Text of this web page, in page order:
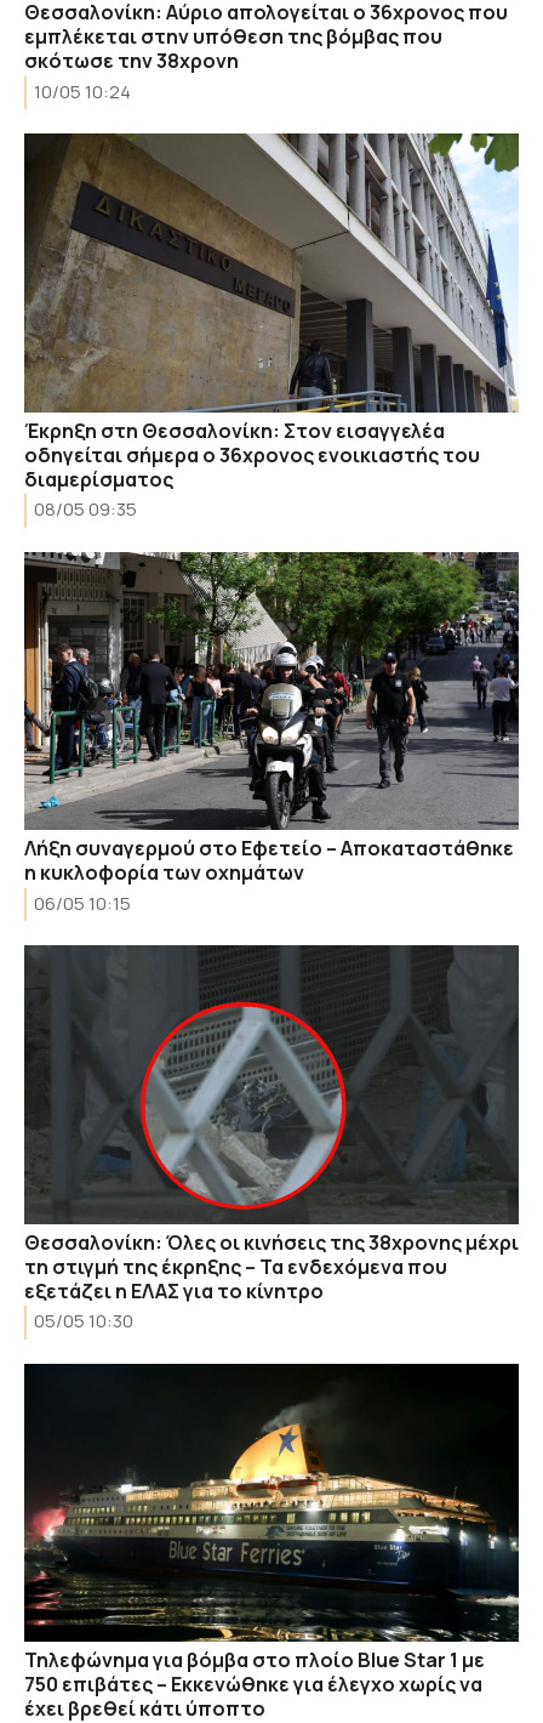
Θεσσαλονίκη: Αύριο απολογείται ο 36χρονος που
εμπλέκεται στην υπόθεση της βόμβας που
σκότωσε την 38χρονη
10/05 10:24
Έκρηξη στη Θεσσαλονίκη: Στον εισαγγελέα
οδηγείται σήμερα ο 36χρονος ενοικιαστής του
διαμερίσματος
08/05 09:35
Λήξη συναγερμού στο Εφετείο – Αποκαταστάθηκε
η κυκλοφορία των οχημάτων
06/05 10:15
Θεσσαλονίκη: Όλες οι κινήσεις της 38χρονης μέχρι
τη στιγμή της έκρηξης – Τα ενδεχόμενα που
εξετάζει η ΕΛΑΣ για το κίνητρο
05/05 10:30
Τηλεφώνημα για βόμβα στο πλοίο Blue Star 1 με
750 επιβάτες – Εκκενώθηκε για έλεγχο χωρίς να
έχει βρεθεί κάτι ύποπτο